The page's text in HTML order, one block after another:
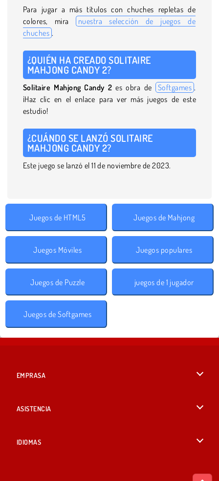
Para jugar a más títulos con chuches repletas de
colores, mira
nuestra selección de juegos de
chuches .
¿QUIÉN HA CREADO SOLITAIRE
MAHJONG CANDY 2?
Solitaire Mahjong Candy 2 es obra de Softgames .
¡Haz clic en el enlace para ver más juegos de este
estudio!
¿CUÁNDO SE LANZÓ SOLITAIRE
MAHJONG CANDY 2?
Este juego se lanzó el 11 de noviembre de 2023.
Juegos de HTML5 Juegos de Mahjong
Juegos Móviles Juegos populares
Juegos de Puzzle juegos de 1 jugador
Juegos de Softgames
EMPRASA
ASISTENCIA
IDIOMAS